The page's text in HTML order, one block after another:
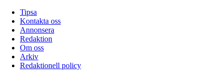
Tipsa
Kontakta oss
Annonsera
Redaktion
Om oss
Arkiv
Redaktionell policy